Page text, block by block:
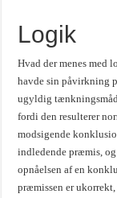
Logik
Hvad der menes med
havde sin påvirkning
ugyldig
fordi den resulterer
modsigende
indledende præmis,
opnåelsen af en
præmissen er